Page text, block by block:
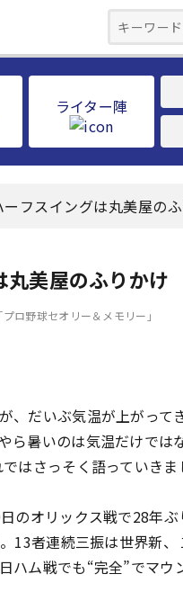
ライター陣
フスイングは丸美屋の
美屋のふりかけ
ロ野球セオリー＆メモリー」
、だいぶ気温が上がって
ら暑いのは気温だけでは
はさっそく語っていきま
のオリックス戦で28年
13者連続三振は世界新
ム戦でも“完全”でマウ